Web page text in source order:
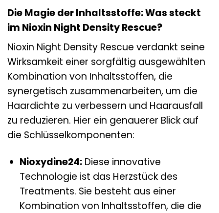
Die Magie der Inhaltsstoffe: Was steckt
im Nioxin Night Density Rescue?
Nioxin Night Density Rescue verdankt seine
Wirksamkeit einer sorgfältig ausgewählten
Kombination von Inhaltsstoffen, die
synergetisch zusammenarbeiten, um die
Haardichte zu verbessern und Haarausfall
zu reduzieren. Hier ein genauerer Blick auf
die Schlüsselkomponenten:
Nioxydine24:Diese innovative
Technologie ist das Herzstück des
Treatments. Sie besteht aus einer
Kombination von Inhaltsstoffen, die die